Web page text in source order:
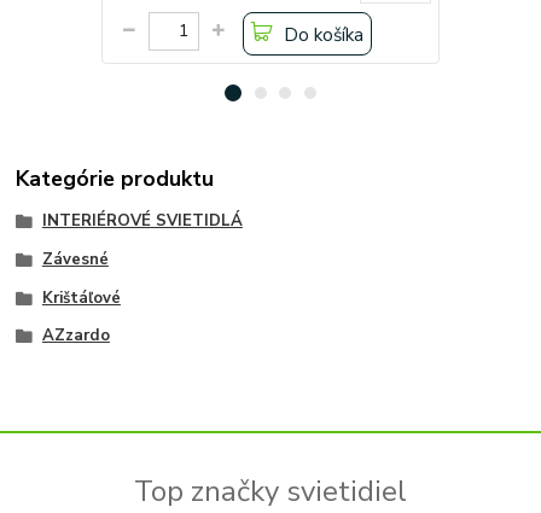
Do košíka
Kategórie produktu
INTERIÉROVÉ SVIETIDLÁ
Závesné
Krištáľové
AZzardo
Top značky svietidiel